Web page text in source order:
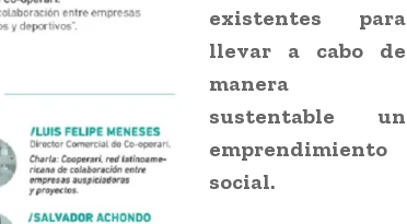
existentes para
llevar a cabo de
manera
sustentable un
emprendimiento
social.